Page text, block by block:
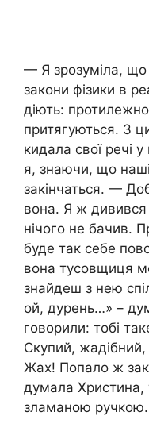
— Я зрозуміла, що
закони фізики в
діють:
притягуються. З
кидала свої речі
я, знаючи, що
закінчаться. —
вона. Я ж дивився
нічого не бачив.
буде так себе
вона тусовщиця
знайдеш з нею
ой, дурень…» –
говорили: тобі
Скупий, жадібний,
Жах! Попало ж
думала Христина,
зламаною ручкою.